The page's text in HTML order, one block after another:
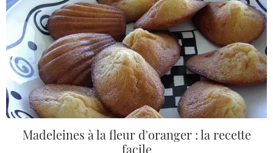
Madeleines à la fleur d'oranger : la recette
facile